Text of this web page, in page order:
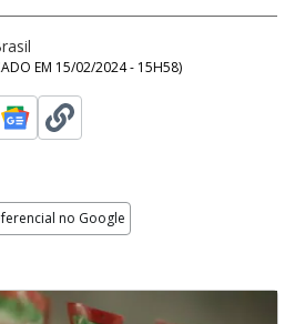
EM 15/02/2024 - 15H58)
no Google